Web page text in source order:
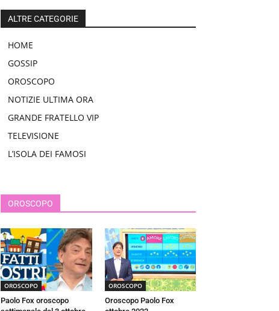
ALTRE CATEGORIE
HOME
GOSSIP
OROSCOPO
NOTIZIE ULTIMA ORA
GRANDE FRATELLO VIP
TELEVISIONE
L’ISOLA DEI FAMOSI
OROSCOPO
OROSCOPO
Paolo Fox oroscopo
OROSCOPO
Oroscopo Paolo Fox